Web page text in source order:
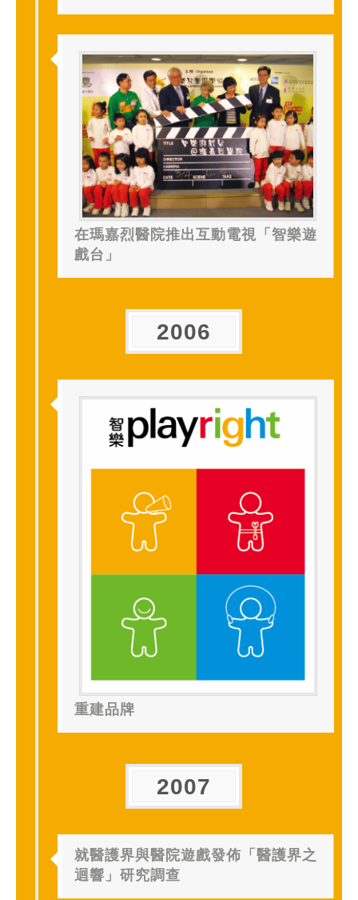
在瑪嘉烈醫院推出互動電視「智樂遊
戲台」
2006
重建品牌
2007
就醫護界與醫院遊戲發佈「醫護界之
迴響」研究調查